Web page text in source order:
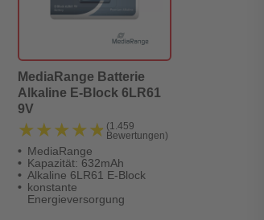
MediaRange Batterie
Alkaline E-Block 6LR61
9V
★★★★★
★★★★★ (1.459
Bewertungen)
MediaRange
Kapazität: 632mAh
Alkaline 6LR61 E-Block
konstante
Energieversorgung